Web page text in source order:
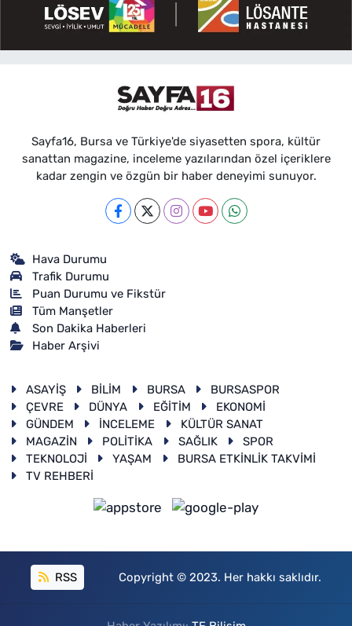
Sayfa16, Bursa ve Türkiye'de siyasetten spora, kültür
sanattan magazine, inceleme yazılarından özel içeriklere
kadar zengin ve özgün bir haber deneyimi sunuyor.
Hava Durumu
Trafik Durumu
Puan Durumu ve Fikstür
Tüm Manşetler
Son Dakika Haberleri
Haber Arşivi
ASAYİŞ BİLİM BURSA
BURSASPOR
ÇEVRE
DÜNYA EĞİTİM
EKONOMİ
GÜNDEM
İNCELEME
KÜLTÜR SANAT
MAGAZİN
POLİTİKA SAĞLIK
SPOR
TEKNOLOJİ
YAŞAM
BURSA ETKİNLİK TAKVİMİ
TV REHBERİ
RSS Copyright © 2023. Her hakkı saklıdır.